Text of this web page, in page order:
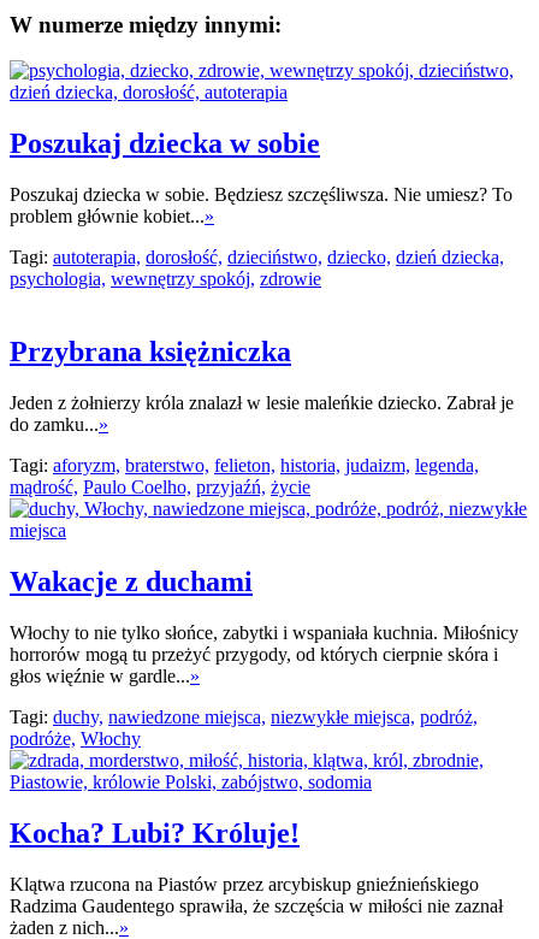
W numerze między innymi:
Poszukaj dziecka w sobie
Poszukaj dziecka w sobie. Będziesz szczęśliwsza. Nie umiesz? To
problem głównie kobiet...»
Tagi: autoterapia, dorosłość, dzieciństwo, dziecko, dzień dziecka,
psychologia, wewnętrzy spokój, zdrowie
Przybrana księżniczka
Jeden z żołnierzy króla znalazł w lesie maleńkie dziecko. Zabrał je
do zamku...»
Tagi: aforyzm, braterstwo, felieton, historia, judaizm, legenda,
mądrość, Paulo Coelho, przyjaźń, życie
Wakacje z duchami
Włochy to nie tylko słońce, zabytki i wspaniała kuchnia. Miłośnicy
horrorów mogą tu przeżyć przygody, od których cierpnie skóra i
głos więźnie w gardle...»
Tagi: duchy, nawiedzone miejsca, niezwykłe miejsca, podróż,
podróże, Włochy
Kocha? Lubi? Króluje!
Klątwa rzucona na Piastów przez arcybiskup gnieźnieńskiego
Radzima Gaudentego sprawiła, że szczęścia w miłości nie zaznał
żaden z nich...»